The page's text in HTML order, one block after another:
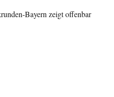
Bayern zeigt offenbar